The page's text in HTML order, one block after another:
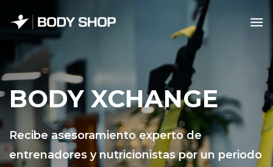
BODY XCHANGE
Recibe asesoramiento experto de
entrenadores y nutricionistas por un periodo